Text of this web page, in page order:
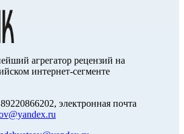
агрегатор рецензий на
интернет-сегменте
электронная почта